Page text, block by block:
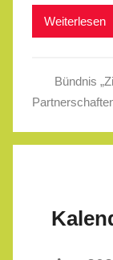
Weiterlesen
Bündnis